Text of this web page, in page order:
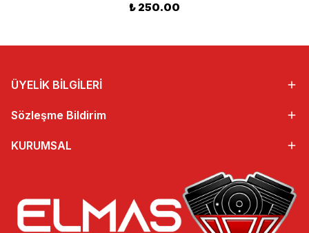
₺ 250.00
ÜYELİK BİLGİLERİ
Sözleşme Bildirim
KURUMSAL